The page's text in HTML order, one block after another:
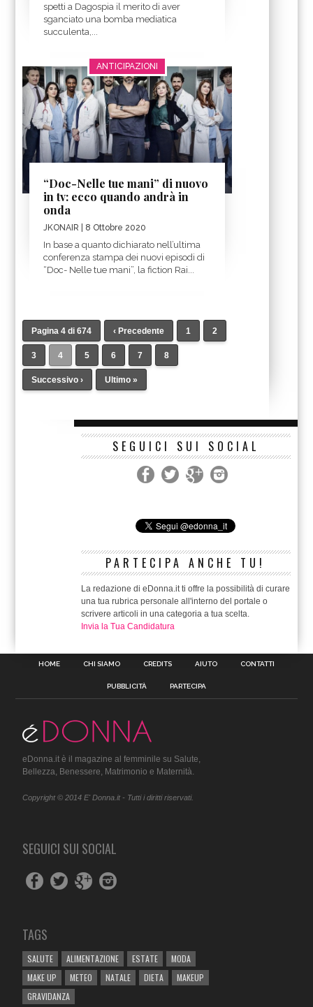
spetti a Dagospia il merito di aver
sganciato una bomba mediatica
succulenta,...
ANTICIPAZIONI
“Doc-Nelle tue mani” di nuovo
in tv: ecco quando andrà in
onda
JKONAIR | 8 Ottobre 2020
In base a quanto dichiarato nell’ultima
conferenza stampa dei nuovi episodi di
“Doc- Nelle tue mani”, la fiction Rai...
Pagina 4 di 674 ‹ Precedente 1 2
3 4 5 6 7 8
Successivo › Ultimo »
SEGUICI SUI SOCIAL
PARTECIPA ANCHE TU!
La redazione di eDonna.it ti offre la possibilità di curare
una tua rubrica personale all'interno del portale o
scrivere articoli in una categoria a tua scelta.
Invia la Tua Candidatura
HOME CHI SIAMO CREDITS AIUTO CONTATTI
PUBBLICITÀ PARTECIPA
eDonna.it è il magazine al femminile su Salute,
Bellezza, Benessere, Matrimonio e Maternità.
Copyright © 2014 E' Donna.it - Tutti i diritti riservati.
SEGUICI SUI SOCIAL
TAGS
SALUTE ALIMENTAZIONE ESTATE
MODA
MAKE UP
METEO NATALE DIETA
MAKEUP
GRAVIDANZA